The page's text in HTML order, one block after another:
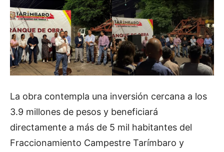
La obra contempla una inversión cercana a los
3.9 millones de pesos y beneficiará
directamente a más de 5 mil habitantes del
Fraccionamiento Campestre Tarímbaro y